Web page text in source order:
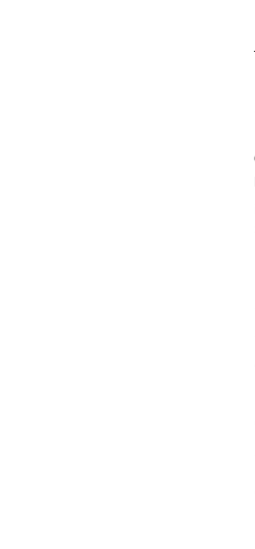
Az igazságszolgáltatás:
És így tovább, sok hasonló
és még az is
átfedések vannak
tulajdonságai között. Ez sem
problémát nem okoz. A
terület adott
tevékenységnek a benső
az élő társadalmi elvárás